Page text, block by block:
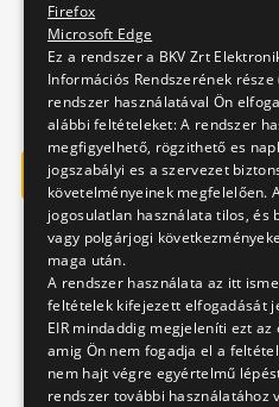
REFRIGERATOR
- TRAM
Ár:990 Ft
Firefox
Microsoft Edge
Ez a rendszer a BKV Zrt
Információs Rendszerének része
rendszer használatával Ön
alábbi feltételeket: A rendszer
megfigyelhető, rögzithető es
jogszabályi es a szervezet
követelményeinek megfelelően.
jogosulatlan használata tilos, és
vagy polgárjogi
maga után.
A rendszer használata az itt
feltételek kifejezett elfogadását
EIR mindaddig megjeleníti ezt az
amig Ön nem fogadja el a
nem hajt végre egyértelmű
rendszer további használatához